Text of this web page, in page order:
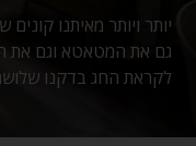
יותר ויותר מאיתנו
גם את המטאטא וגם את
לקראת החג בדקנו